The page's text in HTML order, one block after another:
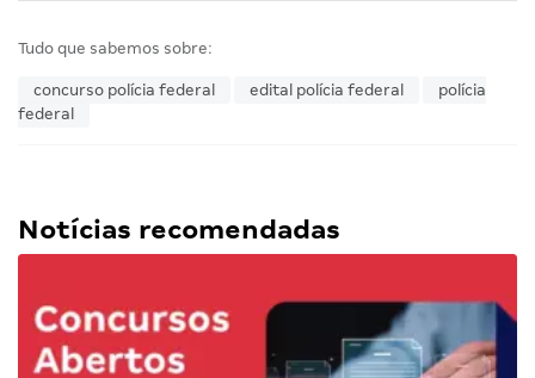
Tudo que sabemos sobre:
concurso polícia federal edital polícia federal
polícia
federal
Notícias recomendadas